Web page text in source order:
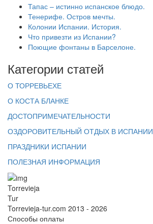
Тапас – истинно испанское блюдо.
Тенерифе. Остров мечты.
Колонии Испании. История.
Что привезти из Испании?
Поющие фонтаны в Барселоне.
Категории статей
О ТОРРЕВЬЕХЕ
О КОСТА БЛАНКЕ
ДОСТОПРИМЕЧАТЕЛЬНОСТИ
ОЗДОРОВИТЕЛЬНЫЙ ОТДЫХ В ИСПАНИИ
ПРАЗДНИКИ ИСПАНИИ
ПОЛЕЗНАЯ ИНФОРМАЦИЯ
Torrevieja
Tur
Torrevieja-tur.com 2013 - 2026
Способы оплаты